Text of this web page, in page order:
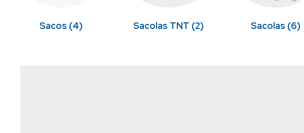
Sacos (4) Sacolas TNT (2) Sacolas (6)